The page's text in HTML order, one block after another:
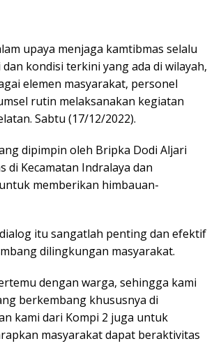
upaya menjaga kamtibmas selalu
kondisi terkini yang ada di wilayah,
elemen masyarakat, personel
rutin melaksanakan kegiatan
Sabtu (17/12/2022).
dipimpin oleh Bripka Dodi Aljari
di Kecamatan Indralaya dan
memberikan himbauan-
itu sangatlah penting dan efektif
dilingkungan masyarakat.
dengan warga, sehingga kami
berkembang khususnya di
kami dari Kompi 2 juga untuk
masyarakat dapat beraktivitas